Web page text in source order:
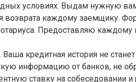
условиях. Выдам нужную
каждому заемщику.
Предоставляю
кредитная история не
информацию от банков, не
ставку на собеседовании